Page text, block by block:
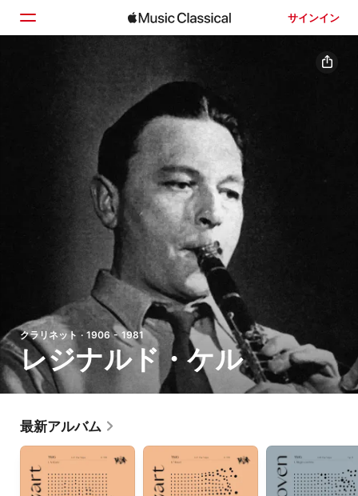
サインイン
クラリネット · 1906 - 1981
レジナルド・ケル
最新アルバム